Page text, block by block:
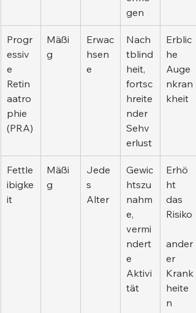
gen
Progr
essiv
e
Retin
aatro
phie
(PRA)
Mäßi
g
Erwac
hsen
e
Nach
tblind
heit,
fortsc
hreite
nder
Sehv
erlust
Erblic
he
Auge
nkran
kheit
Fettle
ibigke
it
Mäßi
g
Jede
s
Alter
Gewic
htszu
nahm
e,
vermi
ndert
e
Aktivi
tät
Erhö
ht
das
Risiko
ander
er
Krank
heite
n